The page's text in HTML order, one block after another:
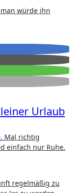
würde ihn
Urlaub
Mal richtig
einfach nur Ruhe.
regelmäßig zu